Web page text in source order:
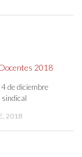
de diciembre
sindical
2018